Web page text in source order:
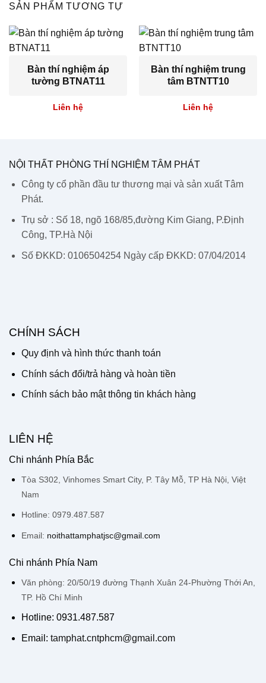
SẢN PHẨM TƯƠNG TỰ
Bàn thí nghiệm áp
tường BTNAT11
Liên hệ
Bàn thí nghiệm trung
tâm BTNTT10
Liên hệ
NỘI THẤT PHÒNG THÍ NGHIỆM TÂM PHÁT
Công ty cổ phần đầu tư thương mại và sản xuất Tâm
Phát.
Trụ sở : Số 18, ngõ 168/85,đường Kim Giang, P.Định
Công, TP.Hà Nội
Số ĐKKD: 0106504254 Ngày cấp ĐKKD: 07/04/2014
CHÍNH SÁCH
Quy định và hình thức thanh toán
Chính sách đổi/trả hàng và hoàn tiền
Chính sách bảo mật thông tin khách hàng
LIÊN HỆ
Chi nhánh Phía Bắc
Tòa S302, Vinhomes Smart City, P. Tây Mỗ, TP Hà Nội, Việt
Nam
Hotline: 0979.487.587
Email: noithattamphatjsc@gmail.com
Chi nhánh Phía Nam
Văn phòng: 20/50/19 đường Thạnh Xuân 24-Phường Thới An,
TP. Hồ Chí Minh
Hotline: 0931.487.587
Email: tamphat.cntphcm@gmail.com